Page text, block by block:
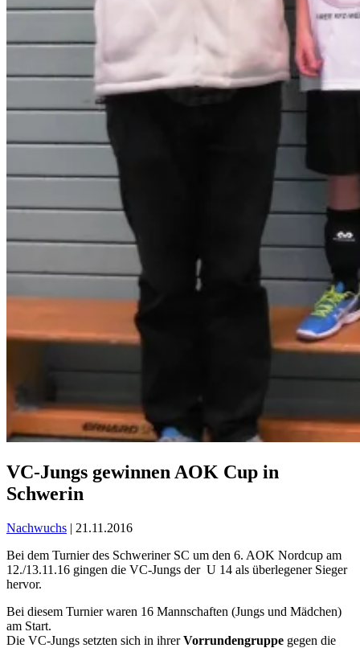
VC-Jungs gewinnen AOK Cup in
Schwerin
Nachwuchs | 21.11.2016
Bei dem Turnier des Schweriner SC um den 6. AOK Nordcup am
12./13.11.16 gingen die VC-Jungs der U 14 als überlegener Sieger
hervor.
Bei diesem Turnier waren 16 Mannschaften (Jungs und Mädchen)
am Start.
Die VC-Jungs setzten sich in ihrerVorrundengruppe gegen die